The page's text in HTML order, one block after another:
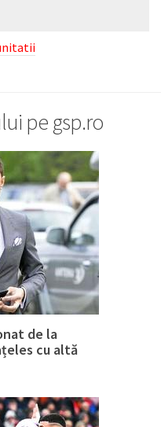
pe gsp.ro
de la
cu altă